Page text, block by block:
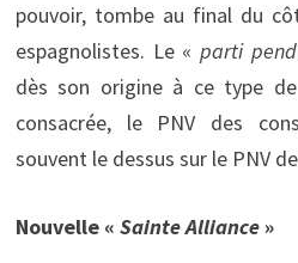
pouvoir, tombe au final du
espagnolistes. Le « parti
dès son origine à ce type
consacrée, le PNV des
souvent le dessus sur le PNV
Nouvelle « Sainte Alliance»